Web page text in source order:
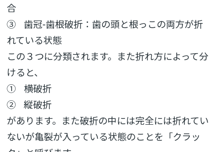
合
③ 歯冠-歯根破折：歯の頭と根っこの両方が折
れている状態
この３つに分類されます。また折れ方によって分
けると、
① 横破折
② 縦破折
があります。 また破折の中には完全には折れてい
ないが亀裂が入っている状態のことを「クラッ